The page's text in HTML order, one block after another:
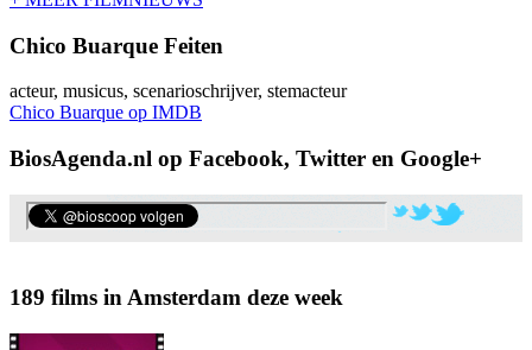
Chico Buarque Feiten
acteur, musicus, scenarioschrijver, stemacteur
Chico Buarque op IMDB
BiosAgenda.nl op Facebook, Twitter en Google+
189 films in Amsterdam deze week